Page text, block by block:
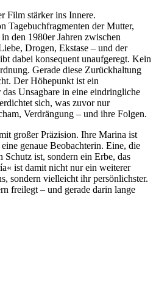
Film stärker ins Innere.
Tagebuchfragmenten der Mutter,
den 1980er Jahren zwischen
Drogen, Ekstase – und der
dabei konsequent unaufgeregt. Kein
Gerade diese Zurückhaltung
Der Höhepunkt ist ein
Unsagbare in eine eindringliche
sich, was zuvor nur
Verdrängung – und ihre Folgen.
großer Präzision. Ihre Marina ist
genaue Beobachterin. Eine, die
Schutz ist, sondern ein Erbe, das
ist damit nicht nur ein weiterer
sondern vielleicht ihr persönlichster.
freilegt – und gerade darin lange